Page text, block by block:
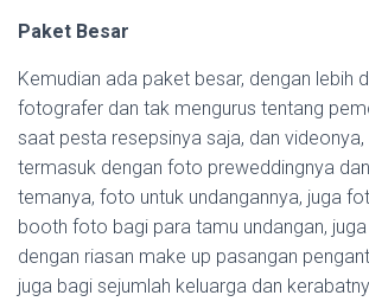
Paket Besar
Kemudian ada paket besar, dengan lebih
fotografer dan tak mengurus tentang
saat pesta resepsinya saja, dan videonya,
termasuk dengan foto preweddingnya
temanya, foto untuk undangannya, juga
booth foto bagi para tamu undangan,
dengan riasan make up pasangan
juga bagi sejumlah keluarga dan